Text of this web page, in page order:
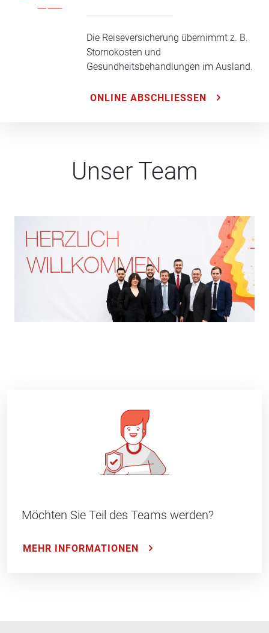
Die Reiseversicherung übernimmt z. B.
Stornokosten und
Gesundheitsbehandlungen im Ausland.
ONLINE ABSCHLIESSEN
Unser Team
Möchten Sie Teil des Teams werden?
MEHR INFORMATIONEN